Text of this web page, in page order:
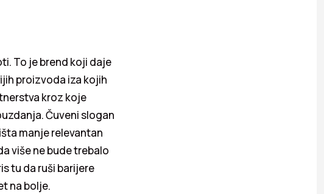
To je brend koji daje
proizvoda iza kojih
kroz koje
Čuveni slogan
manje relevantan
više ne bude trebalo
tu da ruši barijere
na bolje.